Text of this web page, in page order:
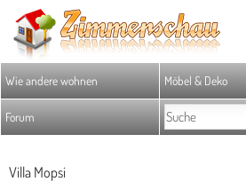
Wie andere wohnen Möbel & Deko
Forum
Villa Mopsi